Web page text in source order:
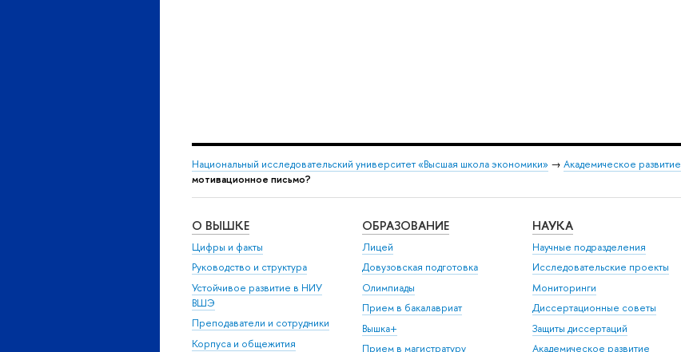
Национальный исследовательский университет «Высшая школа экономики» → Академическое развитие
мотивационное письмо?
О ВЫШКЕ
Цифры и факты
Руководство и структура
Устойчивое развитие в НИУ
ВШЭ
Преподаватели и сотрудники
Корпуса и общежития
ОБРАЗОВАНИЕ
Лицей
Довузовская подготовка
Олимпиады
Прием в бакалавриат
Вышка+
Прием в магистратуру
НАУКА
Научные подразделения
Исследовательские проекты
Мониторинги
Диссертационные советы
Защиты диссертаций
Академическое развитие